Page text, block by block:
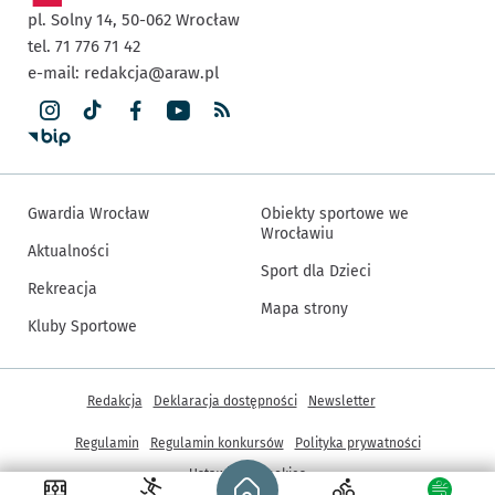
Strona główna - wroclaw.pl
pl. Solny 14, 50-062 Wrocław
tel. 71 776 71 42
e-mail: redakcja@araw.pl
Gwardia Wrocław
Aktualności
Rekreacja
Kluby Sportowe
Obiekty sportowe we
Wrocławiu
Sport dla Dzieci
Mapa strony
Inne informacje
Redakcja Deklaracja dostępności Newsletter
Regulamin Regulamin konkursów
Polityka prywatności
Ustawienia cookies